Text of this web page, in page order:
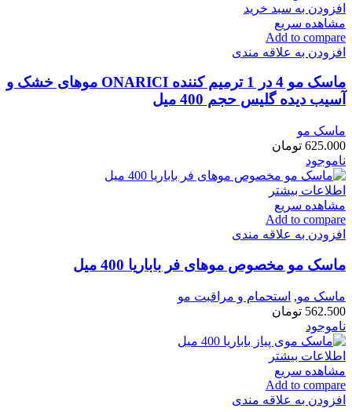
افزودن به سبد خرید
مشاهده سریع
Add to compare
افزودن به علاقه مندی
ماسک مو 4 در 1 ترمیم کننده ONARICI موهای خشک و
آسیب دیده گلیس حجم 400 میل
ماسک مو
625.000 تومان
ناموجود
اطلاعات بیشتر
مشاهده سریع
Add to compare
افزودن به علاقه مندی
ماسک مو مخصوص موهای فر باباریا 400 میل
ماسک مو, استحمام و مراقبت مو
562.500 تومان
ناموجود
اطلاعات بیشتر
مشاهده سریع
Add to compare
افزودن به علاقه مندی